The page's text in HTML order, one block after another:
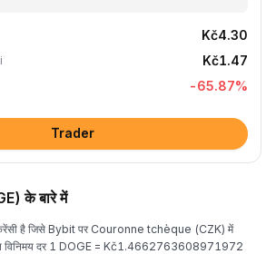
Kč4.30
Kč1.47
-65.87%
Trader
के बारे में
है जिसे Bybit पर Couronne tchèque (CZK) में
विनिमय दर 1 DOGE = Kč1.4662763608971972